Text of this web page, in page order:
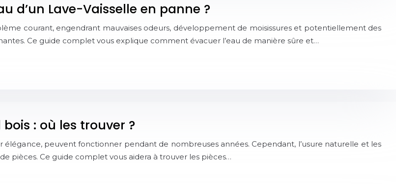
d’un Lave-Vaisselle en panne ?
courant, engendrant mauvaises odeurs, développement de moisissures et potentiellement des
Ce guide complet vous explique comment évacuer l’eau de manière sûre et…
: où les trouver ?
peuvent fonctionner pendant de nombreuses années. Cependant, l’usure naturelle et les
pièces. Ce guide complet vous aidera à trouver les pièces…